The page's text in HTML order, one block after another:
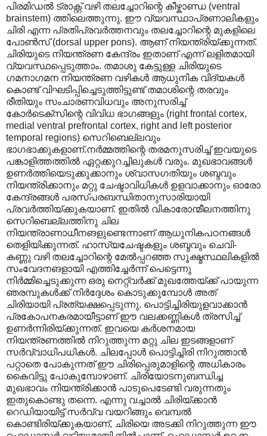
പിരമിഡൽ ട്രാക്റ്റ് വഴി തലച്ചോറിന്റെ കീഴ്കാണ്ഡ (ventral
brainstem) ത്തിലെത്തുന്നു. ഈ വ്യവസ്ഥാപ്രണാലികളും
ചിരി എന്ന പ്രതിപ്രവർത്തനവും തലച്ചോറിന്റെ മുകളിലെ
പോൺസ് (dorsal upper pons). ആണ് നിയന്ത്രിയ്ക്കുന്നത്.
ചിരിയുടെ നിയന്ത്രണ കേന്ദ്രം ഇതാണ് എന്ന് ലളിതമായി
വ്യവസ്ഥപ്പെടുത്താം. തമാശു കേട്ടുള്ള ചിരിയുടെ
ഗമനാഗമന നിയന്ത്രണ വഴികൾ ആധുനിക വിദ്യകൾ
കൊണ്ട് വിഘടിപ്പിച്ചെടുത്തിട്ടുണ്ട് തമാശിന്റെ തരവും
രീതിയും സംചാരണവിധവും അനുസരിച്ച്
കോർടെക്സിന്റെ വിവിധ ഭാഗങ്ങളും (right frontal cortex,
medial ventral prefrontal cortex, right and left posterior
temporal regions) സെറിബെല്ലവും
ഭാ‍ഗഭാക്കുകളാണ്.നർമ്മത്തിന്റെ തരമനുസരിച്ച് ഇവയുടെ
പങ്കാളിത്തത്തിൽ ഏറ്റക്കുറച്ചിലുകൾ വരും. മുഖഭാവങ്ങൾ
ഉണർത്തിയെടുക്കുക്കാനും ശ്വാസഗതിയും ശബ്ദവും
നിയന്ത്രിക്കാനും മറ്റു ചേഷ്ടാവിധികൾ ഉളവാക്കാനും ഓരോ
കേന്ദ്രങ്ങൾ പരസ്പരബന്ധിതാനുസാരിയായി
പ്രവർത്തിയ്ക്കുകയാണ്. ഇതിൽ വികാരോന്മീലനത്തിനു
സെറിബെല്ലത്തിനു ചില
നിയന്ത്രാണാധീനങളുണ്ടെന്നാണ് ആധുനികപഠനങ്ങൾ
തെളിയിക്കുന്നത്. ഹാസ്യചേഷ്ടകളും ശബ്ദവും ചെവി-
കണ്ണു വഴി തലച്ചോറിന്റെ മേൽ‌പ്പറഞ്ഞ സൂക്ഷ്മസ്ഥലികളിൽ
സംവേദനങളായി എത്തിച്ചേർന്ന് പെട്ടെന്നു
നിർമ്മിച്ചെടുക്കുന്ന ഒരു നെറ്റ്വർക്ക് മുഖത്തേയ്ക്ക് പായുന്ന
ഞരമ്പുകൾക്ക് നിർദ്ദേശം കൊടുക്കുമ്പോൾ അത്
ചിരിയായി പ്രത്യക്ഷപ്പെടുന്നു. പൊട്ടിച്ചിരിയുളവാക്കാൻ
പ്രകോപനകരമായീട്ടാണ് ഈ വലക്കണ്ണികൾ ത്രസിച്ച്
ഉണർന്നിരിയ്ക്കുന്നത്. ഇവയെ കർശനമായ
നിയന്ത്രണത്തിൽ നിറുത്തുന്ന മറ്റു ചില ഇടങ്ങളാണ്
സർവ്വാധിപധികൾ. ചിലപ്പോൾ പൊട്ടിച്ചിരി നിറുത്താൻ
പറ്റാതെ പോകുന്നത് ഈ ചിരിപ്പെരുമാളിന്റെ അധികാരം
കൈവിട്ടു പോകുമ്പോഴാണ്. ചിരിയോടനുബന്ധിച്ച
മുഖഭാവം നിയന്ത്രിക്കാൻ പാടുപെടേണ്ടി വരുന്നതും
ഇതുകൊണ്ടു തന്നെ. എന്നു വച്ചാൽ ചിരിയ്ക്കാൻ
റെഡിയായിട്ട് സർവ്വ വയറിങ്ങും വെമ്പൽ
കൊണ്ടിരിയ്ക്കുകയാണ്, ചിരിയെ അടക്കി നിറുത്തുന്ന ഈ